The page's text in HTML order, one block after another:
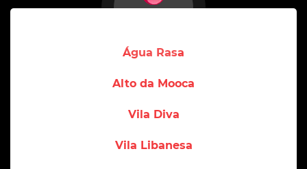
Água Rasa
Alto da Mooca
Vila Diva
Vila Libanesa